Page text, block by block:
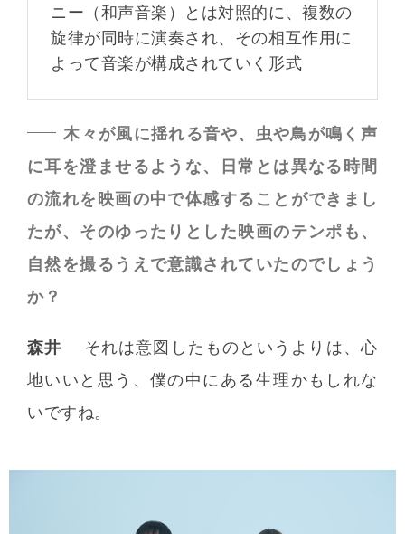
ニー（和声音楽）とは対照的に、複数の
旋律が同時に演奏され、その相互作用に
よって音楽が構成されていく形式
木々が風に揺れる音や、虫や鳥が鳴く声
に耳を澄ませるような、日常とは異なる時間
の流れを映画の中で体感することができまし
たが、そのゆったりとした映画のテンポも、
自然を撮るうえで意識されていたのでしょう
か？
森井
それは意図したものというよりは、心
地いいと思う、僕の中にある生理かもしれな
いですね。